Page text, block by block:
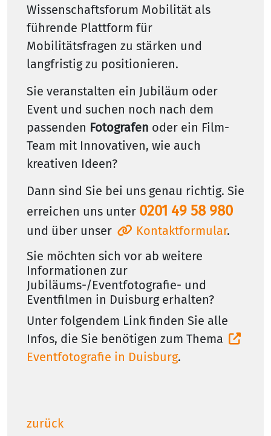
Wissenschaftsforum Mobilität als
führende Plattform für
Mobilitätsfragen zu stärken und
langfristig zu positionieren.
Sie veranstalten ein Jubiläum oder
Event und suchen noch nach dem
passenden Fotografen oder ein Film-
Team mit Innovativen, wie auch
kreativen Ideen?
Dann sind Sie bei uns genau richtig. Sie
erreichen uns unter 0201 49 58 980
und über unser Kontaktformular.
Sie möchten sich vor ab weitere
Informationen zur
Jubiläums-/Eventfotografie- und
Eventfilmen in Duisburg erhalten?
Unter folgendem Link finden Sie alle
Infos, die Sie benötigen zum Thema
Eventfotografie in Duisburg.
zurück